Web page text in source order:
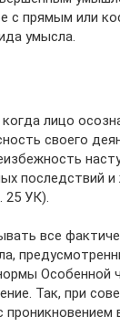
с прямым или
умысла.
лицо
своего
последствий и
25 УК).
все
Особенной
Так, при
проникновением